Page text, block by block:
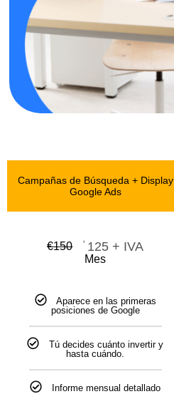
Campañas de Búsqueda + Display
Google Ads
€150 € 125 + IVA
Mes
Aparece en las primeras
posiciones de Google
Tú decides cuánto invertir y
hasta cuándo.
Informe mensual detallado